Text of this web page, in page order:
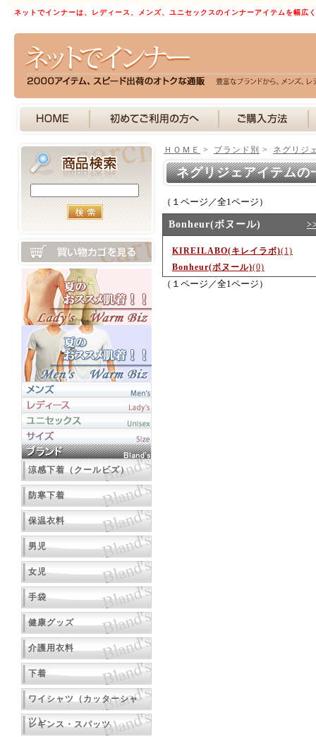
ネットでインナーは、レディース、メンズ、ユニセックスのインナーアイテムを幅広
涼感下着（クールビズ）
防寒下着
保温衣料
男児
女児
手袋
健康グッズ
介護用衣料
下着
ワイシャツ（カッターシャ
ツ）
レギンス・スパッツ
ＨＯＭＥ > ブランド別 > ネグリジ
ネグリジェアイテム
（１ページ／全1ページ）
Bonheur(ボヌール)
KIREILABO(キレイラボ)(1)
Bonheur(ボヌール)(0)
（１ページ／全1ページ）